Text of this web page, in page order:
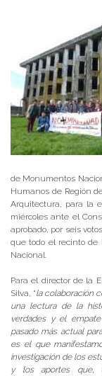
de Monumentos
Humanos de Región
Arquitectura, para la
miércoles ante el
aprobado, por seis
que todo el recinto de
Nacional.
Para el director de la
Silva, “la colaboración
una lectura de la
verdades y el
pasado más actual
es el que
investigación de los
y los aportes que,